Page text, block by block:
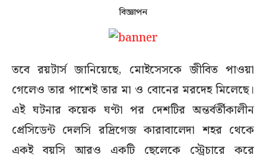
বিজ্ঞাপন
তবে রয়টার্স জানিয়েছে, মোইসেসকে জীবিত পাওয়া
গেলেও তার পাশেই তার মা ও বোনের মরদেহ মিলেছে।
এই ঘটনার কয়েক ঘণ্টা পর দেশটির অন্তর্বর্তীকালীন
প্রেসিডেন্ট দেলসি রদ্রিগেজ কারাবালেদা শহর থেকে
একই বয়সি আরও একটি ছেলেকে স্ট্রেচারে করে